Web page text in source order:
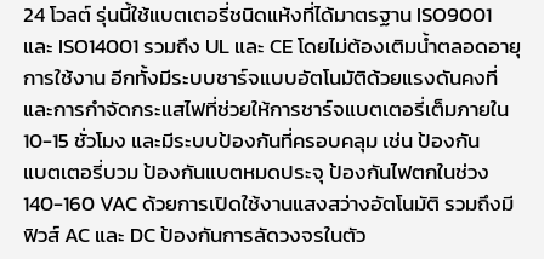
24 โวลต์ รุ่นนี้ใช้แบตเตอรี่ชนิดแห้งที่ได้มาตรฐาน ISO9001
และ ISO14001 รวมถึง UL และ CE โดยไม่ต้องเติมน้ำตลอดอายุ
การใช้งาน อีกทั้งมีระบบชาร์จแบบอัตโนมัติด้วยแรงดันคงที่
และการกำจัดกระแสไฟที่ช่วยให้การชาร์จแบตเตอรี่เต็มภายใน
10-15 ชั่วโมง และมีระบบป้องกันที่ครอบคลุม เช่น ป้องกัน
แบตเตอรี่บวม ป้องกันแบตหมดประจุ ป้องกันไฟตกในช่วง
140-160 VAC ด้วยการเปิดใช้งานแสงสว่างอัตโนมัติ รวมถึงมี
ฟิวส์ AC และ DC ป้องกันการลัดวงจรในตัว